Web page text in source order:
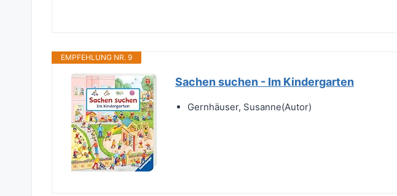
EMPFEHLUNG NR. 9
Sachen suchen - Im Kindergarten
Gernhäuser, Susanne(Autor)